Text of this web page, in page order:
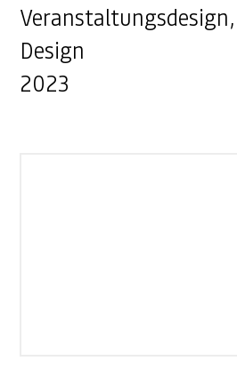
Design
2023